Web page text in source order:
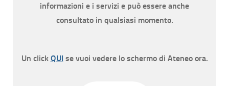
informazioni e i servizi e può essere anche
consultato in qualsiasi momento.
Un click QUI se vuoi vedere lo schermo di Ateneo ora.